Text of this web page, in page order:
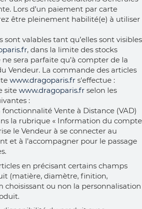
Lors d’un paiement par carte
être pleinement habilité(e) à utiliser
sont valables tant qu’elles sont visibles
, dans la limite des stocks
sera parfaite qu’à compter de la
Vendeur. La commande des articles
www.dragoparis.fr s'effectue :
site www.dragoparis.fr selon les
:
Vente à Distance (VAD)
la rubrique « Information du compte
le Vendeur à se connecter au
et à l’accompagner pour le passage
en précisant certains champs
(matière, diamètre, finition,
choisissant ou non la personnalisation